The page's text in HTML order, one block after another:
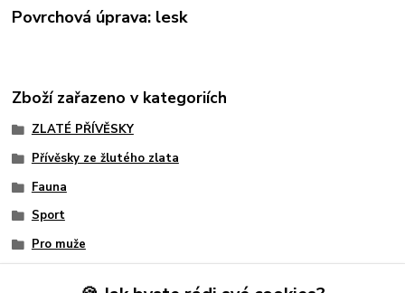
Povrchová úprava: lesk
Zboží zařazeno v kategoriích
ZLATÉ PŘÍVĚSKY
Přívěsky ze žlutého zlata
Fauna
Sport
Pro muže